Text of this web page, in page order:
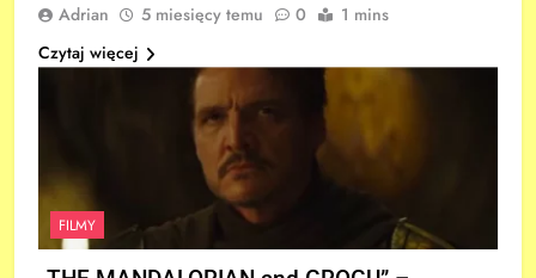
Adrian 5 miesięcy temu 0
1 mins
Czytaj więcej
FILMY